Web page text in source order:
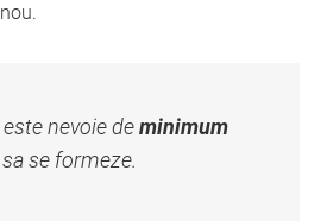
nevoie de minimum
se formeze.